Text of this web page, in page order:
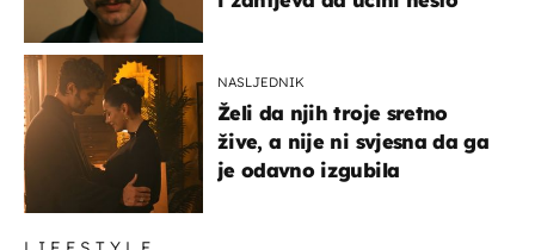
NASLJEDNIK
Želi da njih troje sretno
žive, a nije ni svjesna da ga
je odavno izgubila